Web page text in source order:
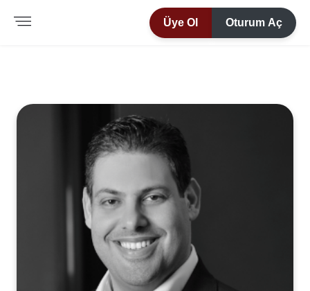
Üye Ol Oturum Aç